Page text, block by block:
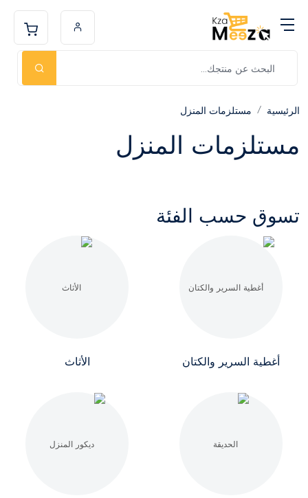
الرئيسية مستلزمات المنزل
مستلزمات المنزل
تسوق حسب الفئة
أغطية السرير والكتان الأثاث